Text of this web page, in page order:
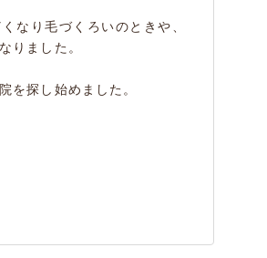
なり毛づくろいのときや、
りました。
を探し始めました。